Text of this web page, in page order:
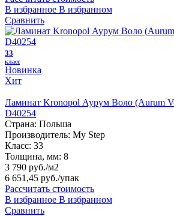
В избранное В избранном
Сравнить
33
класс
Новинка
Хит
Ламинат Kronopol Аурум Воло (Aurum
D40254
Страна: Польша
Производитель: My Step
Класс: 33
Толщина, мм: 8
3 790 руб./м2
6 651,45 руб./упак
Рассчитать стоимость
В избранное В избранном
Сравнить